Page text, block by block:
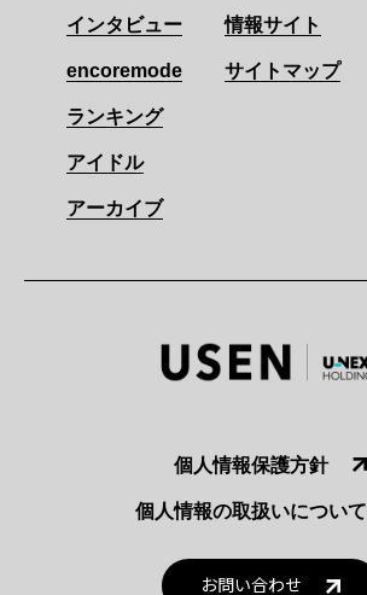
インタビュー
encoremode
ランキング
アイドル
アーカイブ
情報サイト
サイトマップ
個人情報保護方針
個人情報の取扱いについて
お問い合わせ